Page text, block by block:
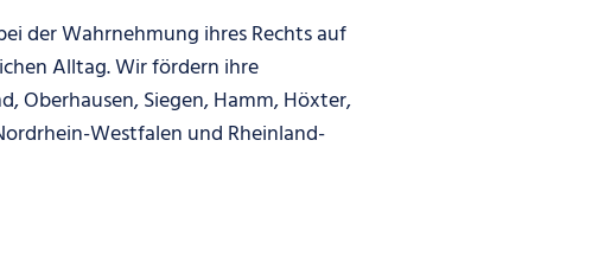
der Wahrnehmung ihres Rechts auf
Alltag. Wir fördern ihre
Oberhausen, Siegen, Hamm, Höxter,
Westfalen und Rheinland-